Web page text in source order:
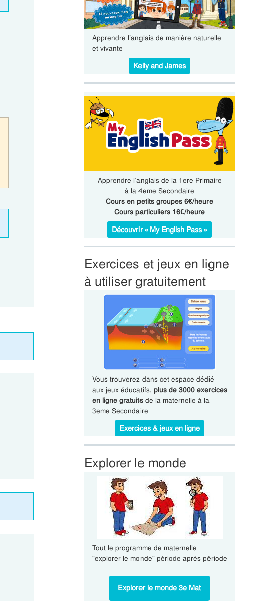
Apprendre l’anglais de manière naturelle
et vivante
Kelly and James
Apprendre l’anglais de la 1ere Primaire
à la 4eme Secondaire
Cours en petits groupes 6€/heure
Cours particuliers 16€/heure
Découvrir « My English Pass »
Exercices et jeux en ligne
à utiliser gratuitement
Vous trouverez dans cet espace dédié
aux jeux éducatifs, plus de 3000 exercices
en ligne gratuitsde la maternelle à la
3eme Secondaire
Exercices & jeux en ligne
Explorer le monde
Tout le programme de maternelle
"explorer le monde" période après période
Explorer le monde 3e Mat